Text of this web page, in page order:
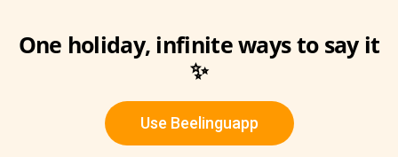
One holiday, infinite ways to say it
✨
Use Beelinguapp